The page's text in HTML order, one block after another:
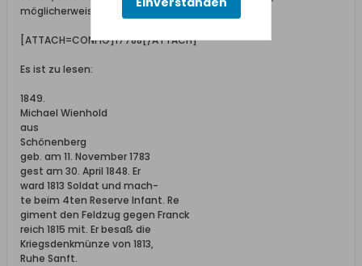
möglicherweise in einer der Kirchen:
[ATTACH=CONFIG]17788[/ATTACH]
Es ist zu lesen:
1849.
Michael Wienhold
aus
Schönenberg
geb. am 11. November 1783
gest am 30. April 1848. Er
ward 1813 Soldat und mach-
te beim 4ten Reserve Infant. Re
giment den Feldzug gegen Franck
reich 1815 mit. Er besaß die
Kriegsdenkmünze von 1813,
Ruhe Sanft.